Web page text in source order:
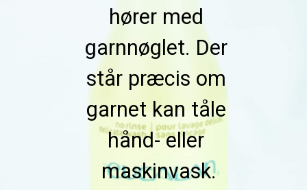
hører med
garnnøglet. Der
står præcis om
garnet kan tåle
hånd- eller
maskinvask.